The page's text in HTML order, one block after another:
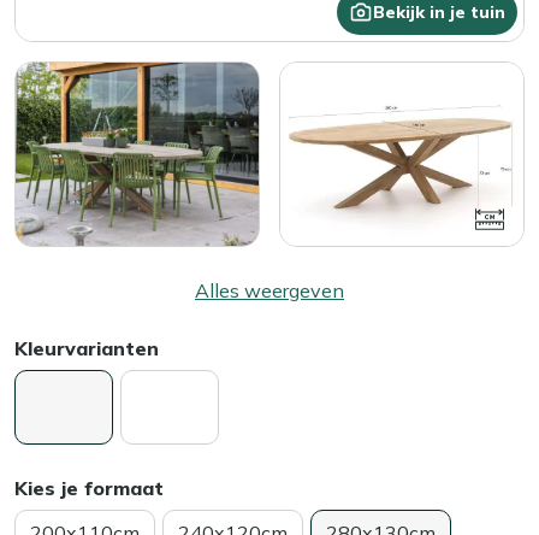
Bekijk in je tuin
Alles weergeven
Kleurvarianten
Kies je formaat